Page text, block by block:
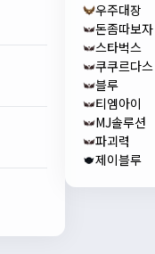
우주대장
돈좀따보자
스타벅스
쿠쿠르다스
블루
티엠아이
MJ솔루션
파괴력
제이블루